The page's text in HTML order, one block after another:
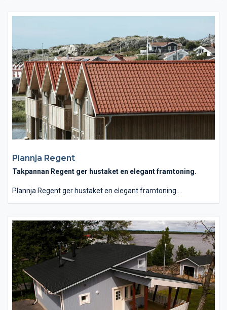
linjespel associerar till gediget plåthantverk. Plannja Modern är
Plannja Regent
Takpannan Regent ger hustaket en elegant framtoning.
Plannja Regent ger hustaket en elegant framtoning.
bra totalekonomi sett till inköpskostnad, läggningsarbete och
underhåll. Plannja Regent tillverkas även i resistent aluminium
och är särskilt lämpad för hus nära våra saltstänkta kuster.